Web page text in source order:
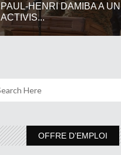
PAUL-HENRI DAMIBA A UN
ACTIVIS...
OFFRE D’EMPLOI